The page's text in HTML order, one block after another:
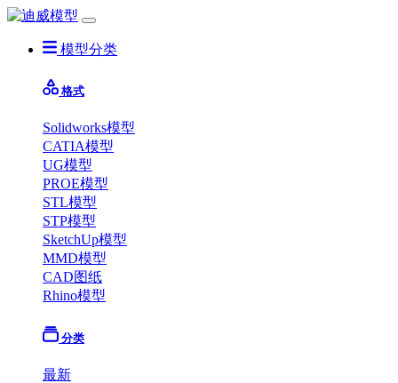
模型分类
格式
Solidworks模型
CATIA模型
UG模型
PROE模型
STL模型
STP模型
SketchUp模型
MMD模型
CAD图纸
Rhino模型
分类
最新